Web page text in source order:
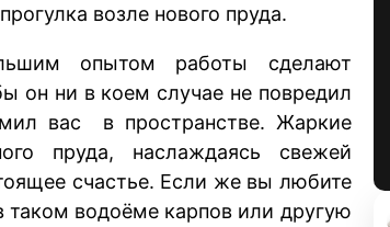
возле нового пруда.
опытом работы сделают
он ни в коем случае не повредил
вас в пространстве. Жаркие
пруда, наслаждаясь свежей
счастье. Если же вы любите
водоёме карпов или другую